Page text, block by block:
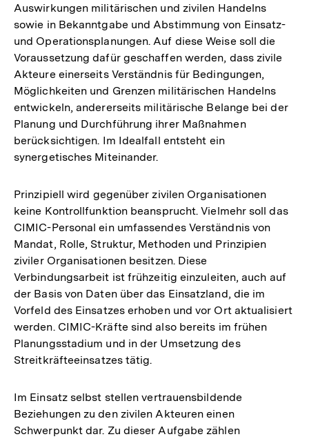
Auswirkungen militärischen und zivilen Handelns
sowie in Bekanntgabe und Abstimmung von Einsatz-
und Operationsplanungen. Auf diese Weise soll die
Voraussetzung dafür geschaffen werden, dass zivile
Akteure einerseits Verständnis für Bedingungen,
Möglichkeiten und Grenzen militärischen Handelns
entwickeln, andererseits militärische Belange bei der
Planung und Durchführung ihrer Maßnahmen
berücksichtigen. Im Idealfall entsteht ein
synergetisches Miteinander.
Prinzipiell wird gegenüber zivilen Organisationen
keine Kontrollfunktion beansprucht. Vielmehr soll das
CIMIC-Personal ein umfassendes Verständnis von
Mandat, Rolle, Struktur, Methoden und Prinzipien
ziviler Organisationen besitzen. Diese
Verbindungsarbeit ist frühzeitig einzuleiten, auch auf
der Basis von Daten über das Einsatzland, die im
Vorfeld des Einsatzes erhoben und vor Ort aktualisiert
werden. CIMIC-Kräfte sind also bereits im frühen
Planungsstadium und in der Umsetzung des
Streitkräfteeinsatzes tätig.
Im Einsatz selbst stellen vertrauensbildende
Beziehungen zu den zivilen Akteuren einen
Schwerpunkt dar. Zu dieser Aufgabe zählen